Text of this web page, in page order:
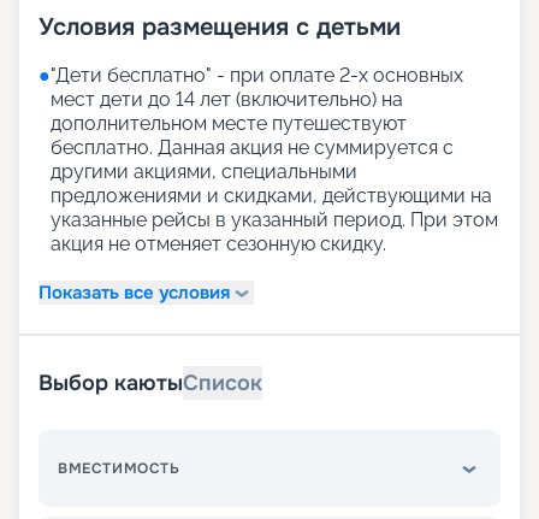
Условия размещения с детьми
●"Дети бесплатно" - при оплате 2-х основных
мест дети до 14 лет (включительно) на
дополнительном месте путешествуют
бесплатно. Данная акция не суммируется с
другими акциями, специальными
предложениями и скидками, действующими на
указанные рейсы в указанный период. При этом
акция не отменяет сезонную скидку.
Показать все условия
Выбор каютыСписок
ВМЕСТИМОСТЬ